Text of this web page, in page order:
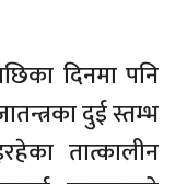
दिनमा पनि
दुई स्तम्भ
तात्कालीन